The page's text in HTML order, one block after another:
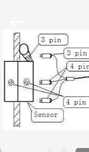
বাড়ি
পণ্য
আমাদের
Reserved.